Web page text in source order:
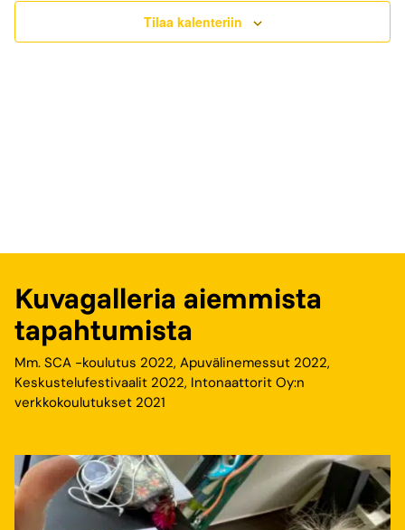
Tilaa kalenteriin
Kuvagalleria aiemmista
tapahtumista
Mm. SCA -koulutus 2022, Apuvälinemessut 2022,
Keskustelufestivaalit 2022, Intonaattorit Oy:n
verkkokoulutukset 2021